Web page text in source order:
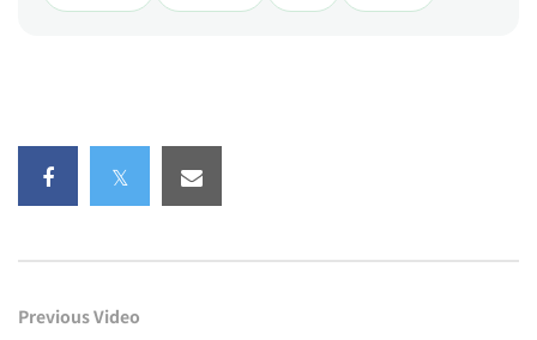
Previous Video